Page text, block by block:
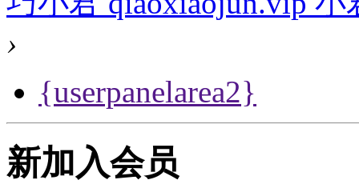
›
{userpanelarea2}
新加入会员